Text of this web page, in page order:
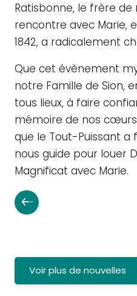
Ratisbonne, le frère
rencontre avec Marie,
1842, a radicalement
Que cet évènement
notre Famille de Sion,
tous lieux, à faire
mémoire de nos
que le Tout-Puissant a
nous guide pour louer
Magnificat avec Marie.
Voir plus de nouvelles